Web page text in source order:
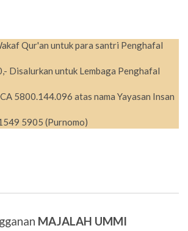
Qur'an untuk para santri Penghafal
Disalurkan untuk Lembaga Penghafal
5800.144.096 atas nama Yayasan Insan
5905 (Purnomo)
MAJALAH UMMI